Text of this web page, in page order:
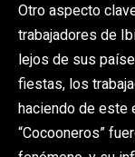
Otro aspecto
trabajadores de
lejos de sus
fiestas, los
haciendo de este
“Cocooneros”